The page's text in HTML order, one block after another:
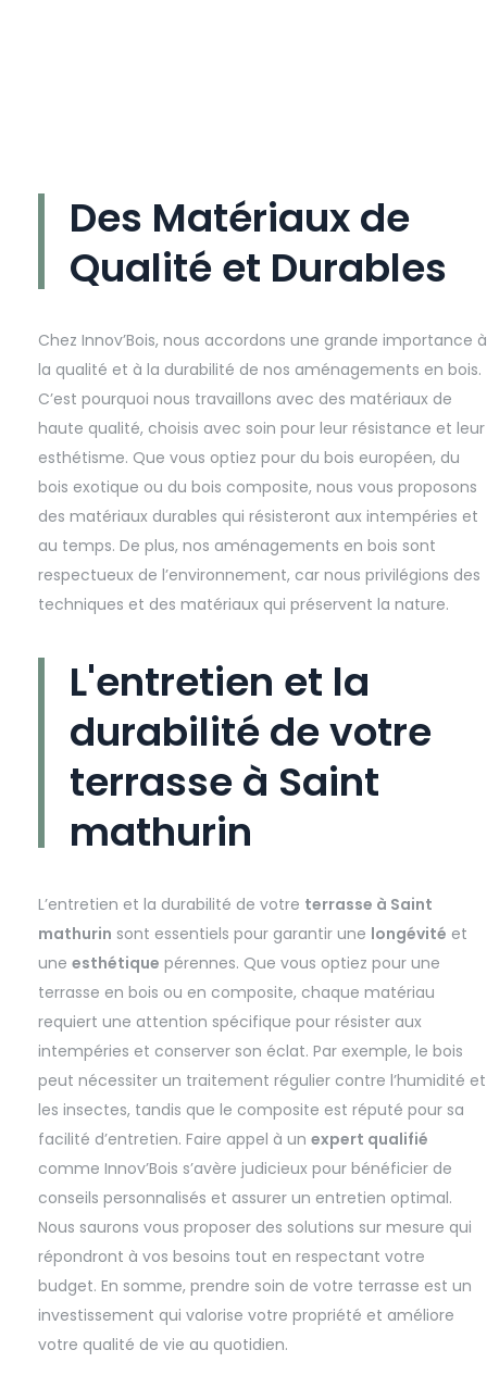
Des Matériaux de
Qualité et Durables
Chez Innov’Bois, nous accordons une grande importance à
la qualité et à la durabilité de nos aménagements en bois.
C’est pourquoi nous travaillons avec des matériaux de
haute qualité, choisis avec soin pour leur résistance et leur
esthétisme. Que vous optiez pour du bois européen, du
bois exotique ou du bois composite, nous vous proposons
des matériaux durables qui résisteront aux intempéries et
au temps. De plus, nos aménagements en bois sont
respectueux de l’environnement, car nous privilégions des
techniques et des matériaux qui préservent la nature.
L'entretien et la
durabilité de votre
terrasse à Saint
mathurin
L’entretien et la durabilité de votre terrasse à Saint
mathurin sont essentiels pour garantir une longévité et
une esthétique pérennes. Que vous optiez pour une
terrasse en bois ou en composite, chaque matériau
requiert une attention spécifique pour résister aux
intempéries et conserver son éclat. Par exemple, le bois
peut nécessiter un traitement régulier contre l’humidité et
les insectes, tandis que le composite est réputé pour sa
facilité d’entretien. Faire appel à un expert qualifié
comme Innov’Bois s’avère judicieux pour bénéficier de
conseils personnalisés et assurer un entretien optimal.
Nous saurons vous proposer des solutions sur mesure qui
répondront à vos besoins tout en respectant votre
budget. En somme, prendre soin de votre terrasse est un
investissement qui valorise votre propriété et améliore
votre qualité de vie au quotidien.